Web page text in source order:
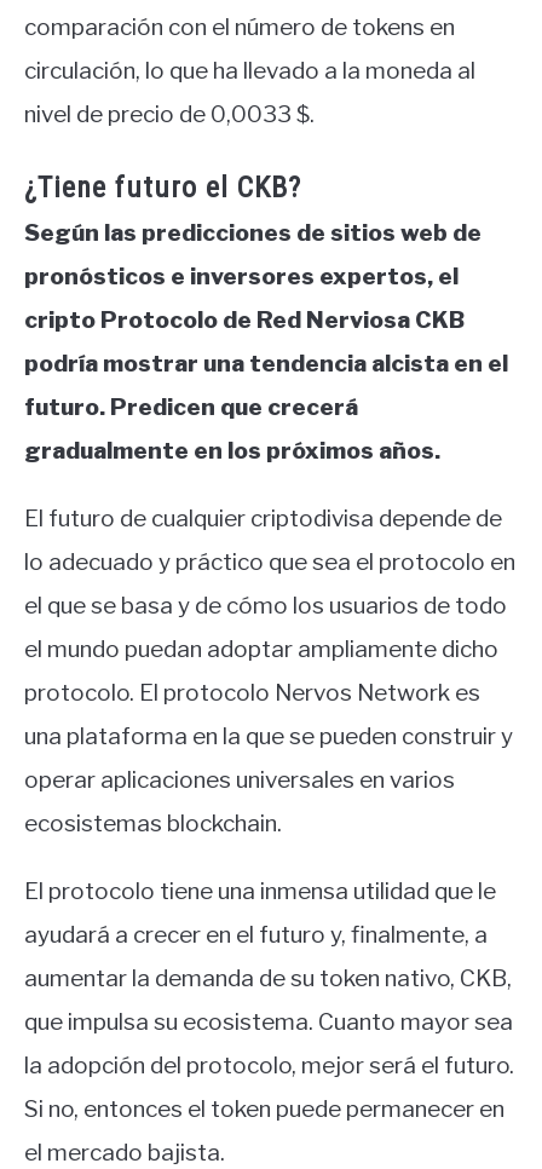
comparación con el número de tokens en
circulación, lo que ha llevado a la moneda al
nivel de precio de 0,0033 $.
¿Tiene futuro el CKB?
Según las predicciones de sitios web de
pronósticos e inversores expertos, el
cripto Protocolo de Red Nerviosa CKB
podría mostrar una tendencia alcista en el
futuro. Predicen que crecerá
gradualmente en los próximos años.
El futuro de cualquier criptodivisa depende de
lo adecuado y práctico que sea el protocolo en
el que se basa y de cómo los usuarios de todo
el mundo puedan adoptar ampliamente dicho
protocolo. El protocolo Nervos Network es
una plataforma en la que se pueden construir y
operar aplicaciones universales en varios
ecosistemas blockchain.
El protocolo tiene una inmensa utilidad que le
ayudará a crecer en el futuro y, finalmente, a
aumentar la demanda de su token nativo, CKB,
que impulsa su ecosistema. Cuanto mayor sea
la adopción del protocolo, mejor será el futuro.
Si no, entonces el token puede permanecer en
el mercado bajista.